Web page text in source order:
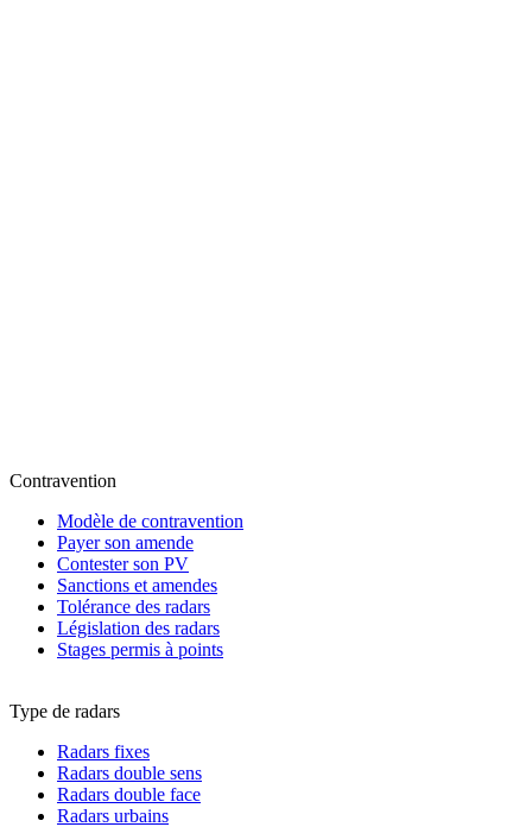
Contravention
Modèle de contravention
Payer son amende
Contester son PV
Sanctions et amendes
Tolérance des radars
Législation des radars
Stages permis à points
Type de radars
Radars fixes
Radars double sens
Radars double face
Radars urbains